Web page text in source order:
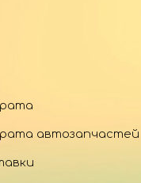
автозапчастей